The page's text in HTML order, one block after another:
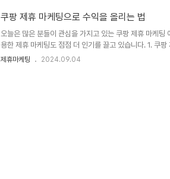
품 리뷰, 사용 후기, 비교 분석 등을 통해 독자에게 유용한
쿠팡 제휴 마케팅으로 수익을 올리는 법
오늘은 많은 분들이 관심을 가지고 있는 쿠팡 제휴 마케
용한 제휴 마케팅도 점점 더 인기를 끌고 있습니다. 1. 쿠
다양한 상품을 제공하고 있습니다. 쿠팡의 파트너스 프로
제휴마케팅 2024.09.04